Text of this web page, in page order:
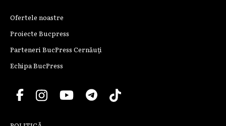
Ofertele noastre
Proiecte Bucpress
Parteneri BucPress Cernăuți
Echipa BucPress